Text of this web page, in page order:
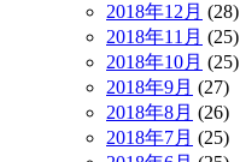
2018年12月 (28)
2018年11月 (25)
2018年10月 (25)
2018年9月 (27)
2018年8月 (26)
2018年7月 (25)